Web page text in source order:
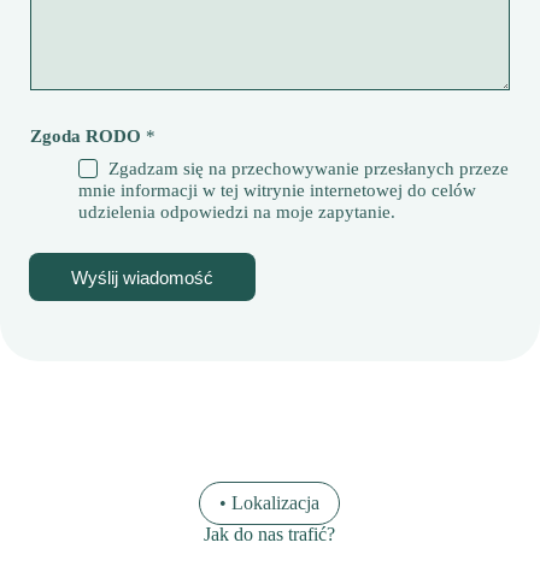
Zgoda RODO *
Zgadzam się na przechowywanie przesłanych przeze
mnie informacji w tej witrynie internetowej do celów
udzielenia odpowiedzi na moje zapytanie.
Wyślij wiadomość
• Lokalizacja
Jak do nas trafić?